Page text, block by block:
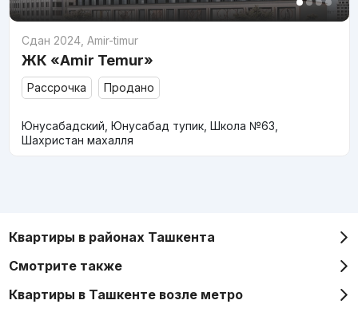
Сдан 2024, Amir-timur
ЖК «Amir Temur»
Рассрочка Продано
Юнусабадский, Юнусабад тупик, Школа №63,
Шахристан махалля
Квартиры в районах Ташкента
Смотрите также
Квартиры в Ташкенте возле метро